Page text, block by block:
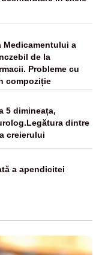
Medicamentului a
de la
Probleme cu
compoziție
5 dimineața,
dintre
creierului
a apendicitei